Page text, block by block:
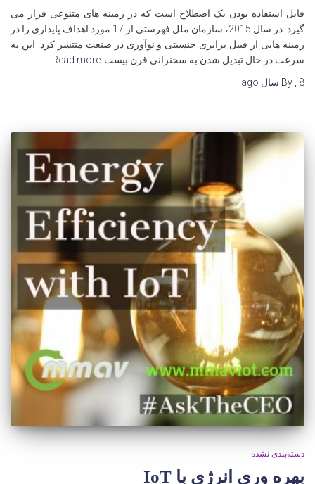
قابل استفاده بودن یک اصطلاح است که در زمینه های متنوعی قرار می
گیرد. در سال 2015، سازمان ملل فهرستی از 17 مورد اهداف پایداری را در
زمینه هایی از قبیل برابری جنسیتی و نوآوری در صنعت منتشر کرد. این به
سرعت در حال تبدیل شدن به سخنرانی قرن بیست Read more…
By
8 سال
دسته‌بندی نشده
بهره وری انرژی با IoT